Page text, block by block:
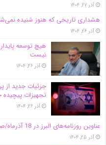
آذر ۲۷, ۱۴۰۴
هشداری تاریخی که هنوز شنیده
آذر ۲۶, ۱۴۰۴
هیچ توسعه
نیست
آذر ۲۶, ۱۴۰۴
جزئیات جدید از
تجهیزات
آذر ۲۶, ۱۴۰۴
عناوین روزنامه‌های البرز در ‌18 آذرماه/صدرنشینی در ارائه خدمات زایمان بی‌درد
آذر ۲۵, ۱۴۰۴